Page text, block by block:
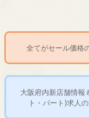
全てがセール価格
大阪府内新店舗情報
ト・パート)求人